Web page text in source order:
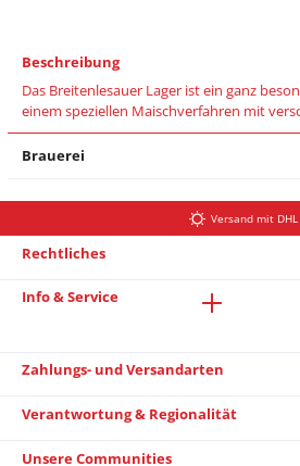
Beschreibung
Das Breitenlesauer Lager ist ein ganz
einem speziellen Maischverfahren mit
Brauerei
Versand mit DHL
Rechtliches
Info & Service
Zahlungs- und Versandarten
Verantwortung & Regionalität
Unsere Communities